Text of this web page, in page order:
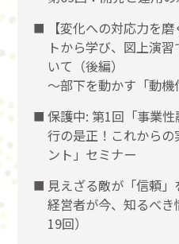
【変化への対応力を
トから学び、図上演
いて（後編）
〜部下を動かす「動機
保護中: 第1回「事業
行の是正！これから
ント」セミナー
見えざる敵が「信頼
経営者が今、知るべ
19回）